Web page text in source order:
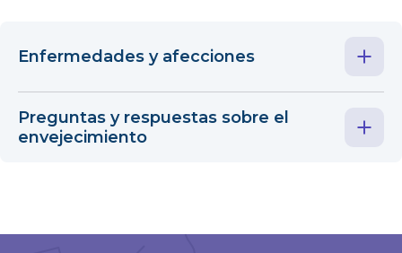
Enfermedades y afecciones
Preguntas y respuestas sobre el
envejecimiento